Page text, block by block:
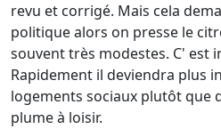
revu et corrigé. Mais cela
politique alors on presse le
souvent très modestes. C' est
Rapidement il deviendra plus
logements sociaux plutôt que
plume à loisir.